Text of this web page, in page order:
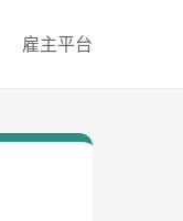
雇主平台